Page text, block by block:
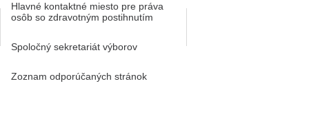
Hlavné kontaktné miesto pre práva
osôb so zdravotným postihnutím
Spoločný sekretariát výborov
Zoznam odporúčaných stránok